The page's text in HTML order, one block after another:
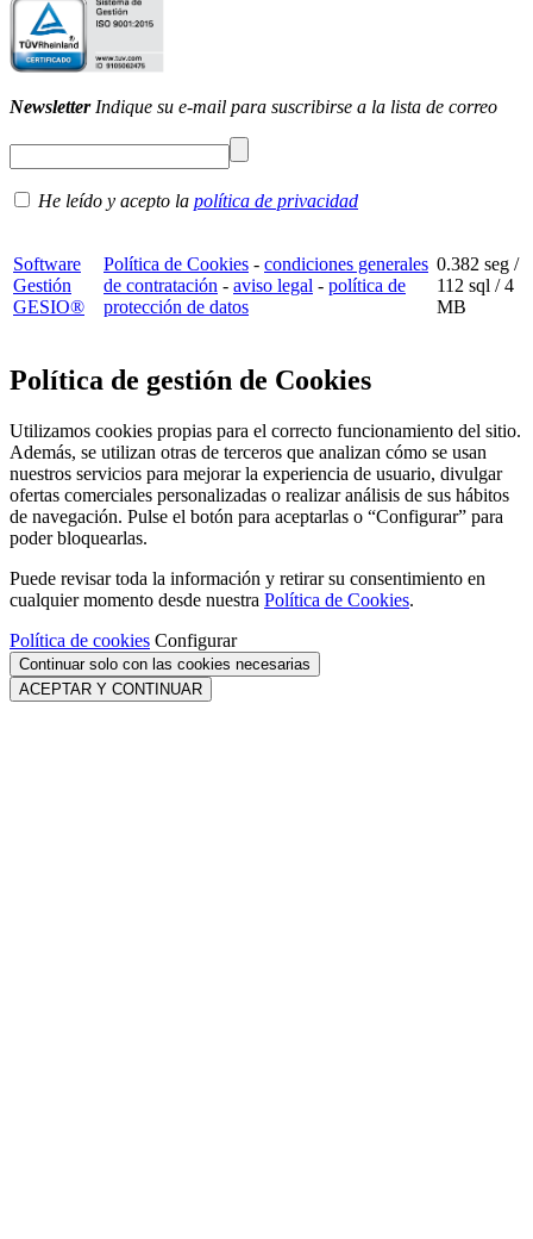
NewsletterIndique su e-mail para suscribirse a la lista de correo
He leído y acepto la política de privacidad
Software
Gestión
GESIO®
Política de Cookies - condiciones generales
de contratación - aviso legal - política de
protección de datos
0.382 seg /
112 sql / 4
MB
Política de gestión de Cookies
Utilizamos cookies propias para el correcto funcionamiento del sitio.
Además, se utilizan otras de terceros que analizan cómo se usan
nuestros servicios para mejorar la experiencia de usuario, divulgar
ofertas comerciales personalizadas o realizar análisis de sus hábitos
de navegación. Pulse el botón para aceptarlas o “Configurar” para
poder bloquearlas.
Puede revisar toda la información y retirar su consentimiento en
cualquier momento desde nuestra Política de Cookies.
Política de cookies Configurar
Continuar solo con las cookies necesarias
ACEPTAR Y CONTINUAR